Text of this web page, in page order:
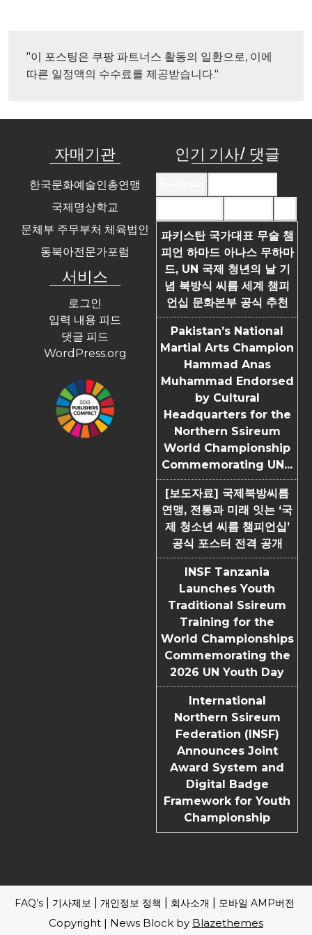
"이 포스팅은 쿠팡 파트너스 활동의 일환으로, 이에
따른 일정액의 수수료를 제공받습니다."
자매기관
한국문화예술인총연맹
국제명상학교
문체부 주무부처 체육법인
동북아전문가포럼
서비스
로그인
입력 내용 피드
댓글 피드
WordPress.org
인기 기사/ 댓글
파키스탄 국가대표 무술 챔
피언 하마드 아나스 무하마
드, UN 국제 청년의 날 기
념 북방식 씨름 세계 챔피
언십 문화본부 공식 추천
Pakistan’s National
Martial Arts Champion
Hammad Anas
Muhammad Endorsed
by Cultural
Headquarters for the
Northern Ssireum
World Championship
Commemorating UN...
[보도자료] 국제북방씨름
연맹, 전통과 미래 잇는 ‘국
제 청소년 씨름 챔피언십’
공식 포스터 전격 공개
INSF Tanzania
Launches Youth
Traditional Ssireum
Training for the
World Championships
Commemorating the
2026 UN Youth Day
International
Northern Ssireum
Federation (INSF)
Announces Joint
Award System and
Digital Badge
Framework for Youth
Championship
FAQ’s 기사제보 개인정보 정책 회사소개 모바일 AMP버전
Copyright | News Block by Blazethemes